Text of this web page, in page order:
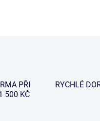
PŘI
500 KČ
RYCHLÉ